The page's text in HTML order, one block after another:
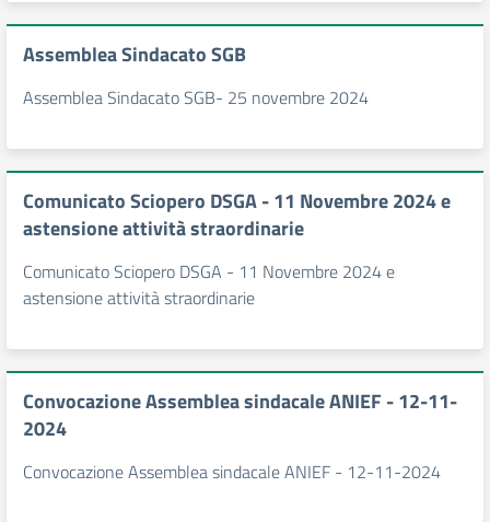
Assemblea Sindacato SGB
Assemblea Sindacato SGB- 25 novembre 2024
Comunicato Sciopero DSGA - 11 Novembre 2024 e
astensione attività straordinarie
Comunicato Sciopero DSGA - 11 Novembre 2024 e
astensione attività straordinarie
Convocazione Assemblea sindacale ANIEF - 12-11-
2024
Convocazione Assemblea sindacale ANIEF - 12-11-2024